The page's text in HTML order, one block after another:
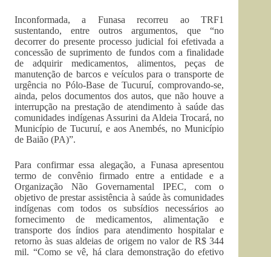
Inconformada, a Funasa recorreu ao TRF1
sustentando, entre outros argumentos, que “no
decorrer do presente processo judicial foi efetivada a
concessão de suprimento de fundos com a finalidade
de adquirir medicamentos, alimentos, peças de
manutenção de barcos e veículos para o transporte de
urgência no Pólo-Base de Tucuruí, comprovando-se,
ainda, pelos documentos dos autos, que não houve a
interrupção na prestação de atendimento à saúde das
comunidades indígenas Assurini da Aldeia Trocará, no
Município de Tucuruí, e aos Anembés, no Município
de Baião (PA)”.
Para confirmar essa alegação, a Funasa apresentou
termo de convênio firmado entre a entidade e a
Organização Não Governamental IPEC, com o
objetivo de prestar assistência à saúde às comunidades
indígenas com todos os subsídios necessários ao
fornecimento de medicamentos, alimentação e
transporte dos índios para atendimento hospitalar e
retorno às suas aldeias de origem no valor de R$ 344
mil. “Como se vê, há clara demonstração do efetivo